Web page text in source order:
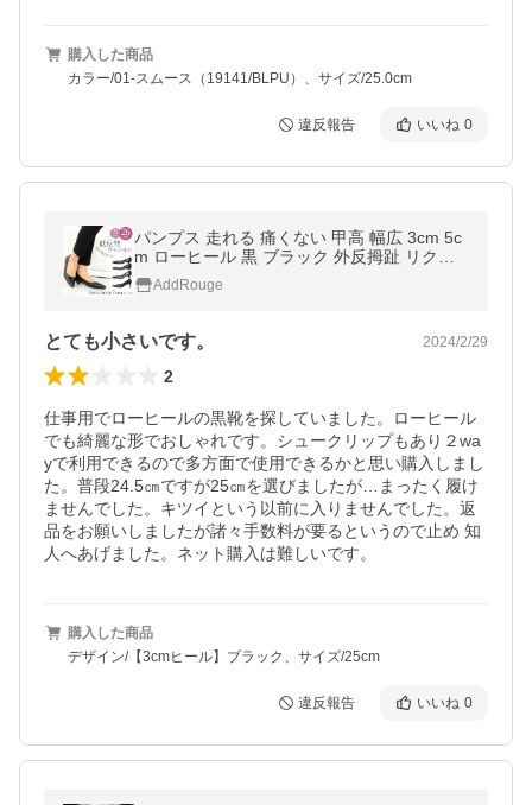
購入した商品
カラー/01-スムース（19141/BLPU）、サイズ/25.0cm
違反報告 いいね 0
パンプス 走れる 痛くない 甲高 幅広 3cm 5c
m ローヒール 黒 ブラック 外反拇趾 リクル
ート 大きいサイズ 軽い 冠婚葬祭 あすつく
AddRouge
とても小さいです。 2024/2/29
2
仕事用でローヒールの黒靴を探していました。ローヒール
でも綺麗な形でおしゃれです。シュークリップもあり２wa
yで利用できるので多方面で使用できるかと思い購入しまし
た。普段24.5㎝ですが25㎝を選びましたが…まったく履け
ませんでした。キツイという以前に入りませんでした。返
品をお願いしましたが諸々手数料が要るというので止め 知
人へあげました。ネット購入は難しいです。
購入した商品
デザイン/【3cmヒール】ブラック、サイズ/25cm
違反報告 いいね 0